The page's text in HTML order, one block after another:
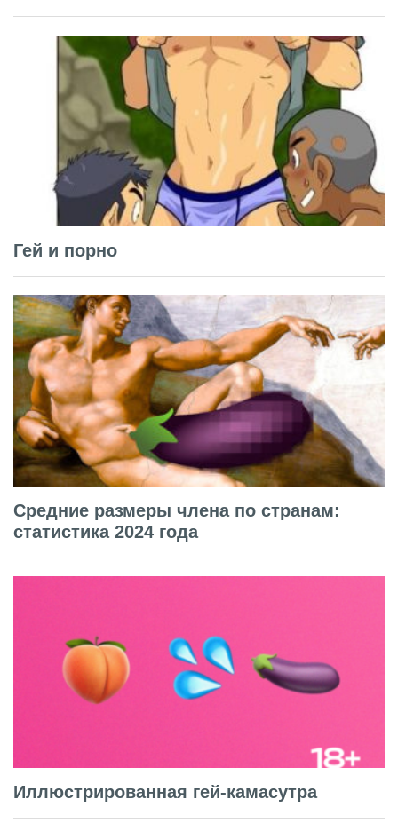
Гей и порно
Средние размеры члена по странам:
статистика 2024 года
Иллюстрированная гей-камасутра